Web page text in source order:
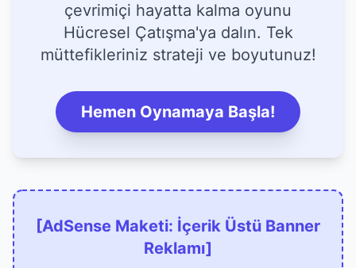
çevrimiçi hayatta kalma oyunu
Hücresel Çatışma'ya dalın. Tek
müttefikleriniz strateji ve boyutunuz!
Hemen Oynamaya Başla!
[AdSense Maketi: İçerik Üstü Banner
Reklamı]